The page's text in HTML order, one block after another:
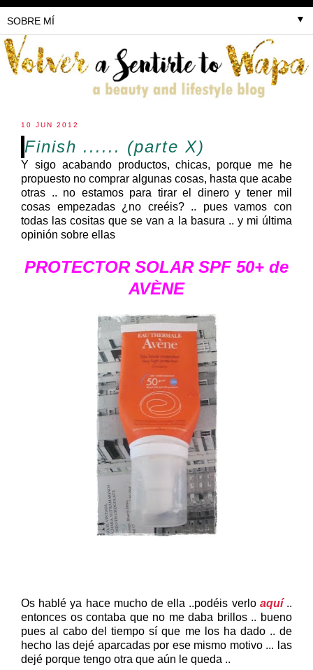
▼
10 JUN 2012
Finish ...... (parte X)
Y sigo acabando productos, chicas, porque me he
propuesto no comprar algunas cosas, hasta que acabe
otras .. no estamos para tirar el dinero y tener mil
cosas empezadas ¿no creéis? .. pues vamos con
todas las cositas que se van a la basura .. y mi última
opinión sobre ellas
PROTECTOR SOLAR SPF 50+ de
AVÈNE
Os hablé ya hace mucho de ella ..podéis verlo aquí ..
entonces os contaba que no me daba brillos .. bueno
pues al cabo del tiempo sí que me los ha dado .. de
hecho las dejé aparcadas por ese mismo motivo ... las
dejé porque tengo otra que aún le queda ..